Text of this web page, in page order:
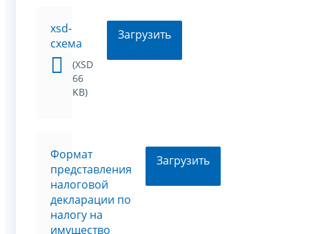
xsd-
схема
(XSD
66
KB)
Загрузить
Формат
представления
налоговой
декларации по
налогу на
имущество
Загрузить